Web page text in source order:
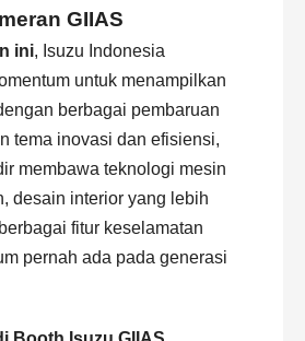
GIIAS
ini, Isuzu Indonesia
untuk menampilkan
berbagai pembaruan
tema inovasi dan efisiensi,
membawa teknologi mesin
desain interior yang lebih
fitur keselamatan
pernah ada pada generasi